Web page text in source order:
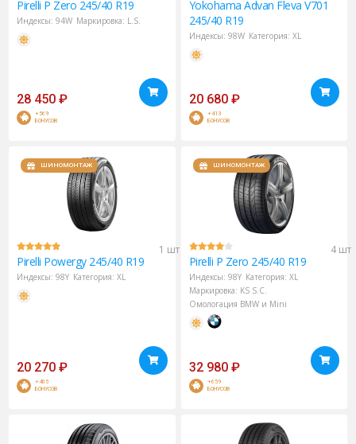
Pirelli P Zero 245/40 R19
Индексы: 94W Маркировка: L.S.
28 450 ₽
+569
БОНУСОВ
Yokohama Advan Fleva V701
245/40 R19
Индексы: 98W Категория: XL
20 680 ₽
+413
БОНУСОВ
ШИНОМОНТАЖ
1 шт
Pirelli Powergy 245/40 R19
Индексы: 98Y Категория: XL
20 270 ₽
+405
БОНУСОВ
ШИНОМОНТАЖ
4 шт
Pirelli P Zero 245/40 R19
Индексы: 98Y Категория: XL
Маркировка: KS S.C.
Омологация BMW и Mini
32 980 ₽
+659
БОНУСОВ